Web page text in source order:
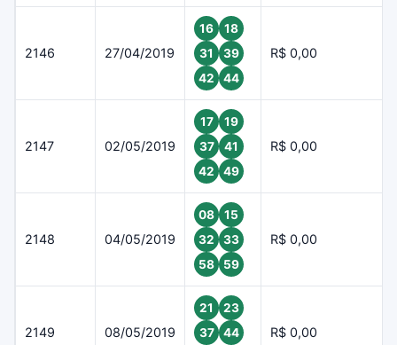
2146 27/04/2019
16
18
31
39
42
44
R$ 0,00
2147 02/05/2019
17
19
37
41
42
49
R$ 0,00
2148 04/05/2019
08
15
32
33
58
59
R$ 0,00
2149 08/05/2019
21
23
37
44
R$ 0,00